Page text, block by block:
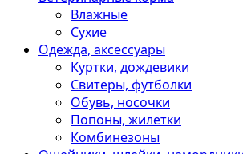
Влажные
Сухие
Одежда, аксессуары
Куртки, дождевики
Свитеры, футболки
Обувь, носочки
Попоны, жилетки
Комбинезоны